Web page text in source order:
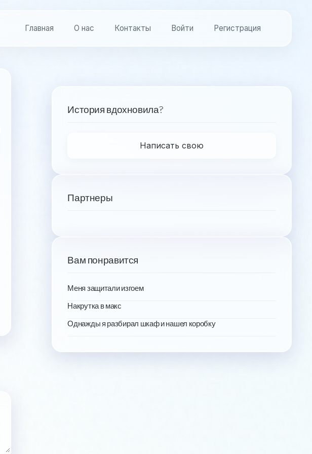
Главная О нас Контакты Войти Регистрация
История вдохновила?
Написать свою
Партнеры
Вам понравится
Меня защитали изгоем
Накрутка в макс
Однажды я разбирал шкаф и нашел коробку